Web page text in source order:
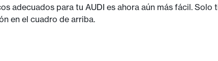
adecuados para tu AUDI es ahora aún más fácil.
en el cuadro de arriba.